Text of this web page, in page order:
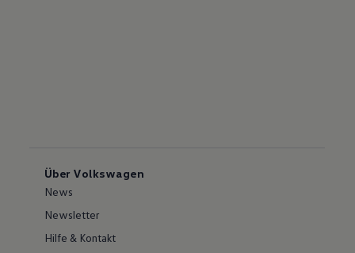
Über Volkswagen
News
Newsletter
Hilfe & Kontakt